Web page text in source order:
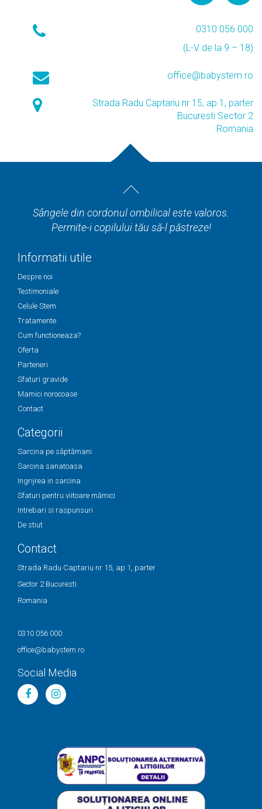
0310 056 000
(L-V de la 9 – 18)
office@babystem.ro
Strada Radu Captariu nr 15, ap 1, parter
Bucuresti Sector 2
Romania
Sângele din cordonul ombilical este valoros.
Permite-i copilului tău să-l păstreze!
Informatii utile
Despre noi
Testimoniale
Celule Stem
Tratamente
Cum functioneaza?
Oferta
Parteneri
Sfaturi gravide
Mamici norocoase
Contact
Categorii
Sarcina pe săptămani
Sarcina sanatoasa
Ingrijrea in sarcina
Sfaturi pentru viitoare mămici
Intrebari si raspunsuri
De stiut
Contact
Strada Radu Captariu nr 15, ap 1, parter
Sector 2 Bucuresti
Romania
0310 056 000
office@babystem.ro
Social Media